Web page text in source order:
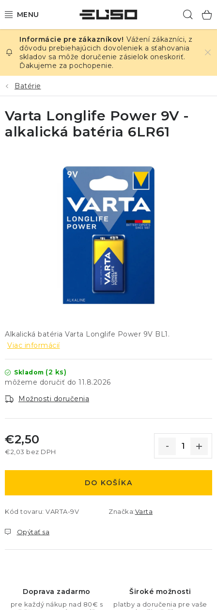
na
ELEKTRINA
TEPLOTA A VLHKOSŤ
TLAK A ÚNIKY
ZÁZNAMNÍKY
GDPR
Vážení zákazníci, z
dôvodu prebiehajúcich dovoleniek a sťahovania
skladov sa môže doručenie zásielok oneskoriť.
Ďakujeme za pochopenie.
Batérie
Alkalická batéria Varta Longlife Power 9V BL1.
Viac informácií
Skladom (2 ks)
11.8.2026
Možnosti doručenia
€2,50
€2,03 bez DPH
DO KOŠÍKA
Kód tovaru: VARTA-9V Značka:Varta
Opýtať sa
Varta Longlife Power 9V -
alkalická batéria 6LR61
Doprava zadarmo
pre každý nákup nad 80€ s
Široké možnosti
platby a doručenia pre vaše